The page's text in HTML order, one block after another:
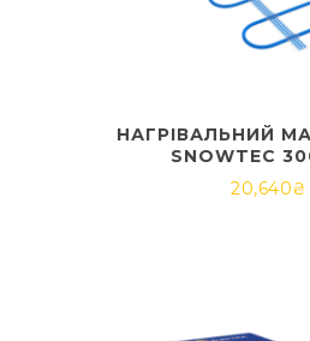
НАГРІВАЛЬНИЙ
SNOWTEC
20,640₴